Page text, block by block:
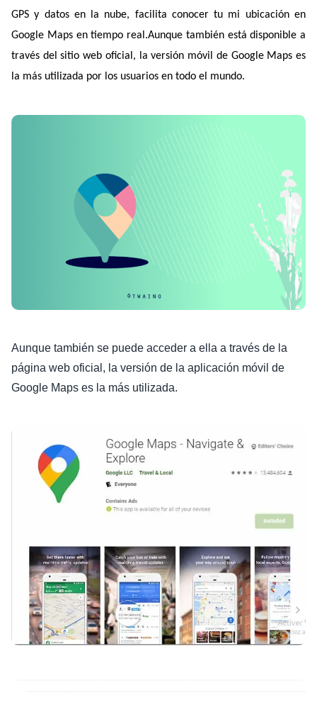
GPS y datos en la nube, facilita conocer tu mi ubicación en
Google Maps en tiempo real.Aunque también está disponible a
través del sitio web oficial, la versión móvil de Google Maps es
la más utilizada por los usuarios en todo el mundo.
Aunque también se puede acceder a ella a través de la
página web oficial, la versión de la aplicación móvil de
Google Maps es la más utilizada.